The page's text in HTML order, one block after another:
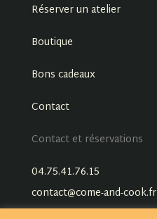
Réserver un atelier
Boutique
Bons cadeaux
Contact
Contact et réservations
04.75.41.76.15
contact@come-and-cook.fr